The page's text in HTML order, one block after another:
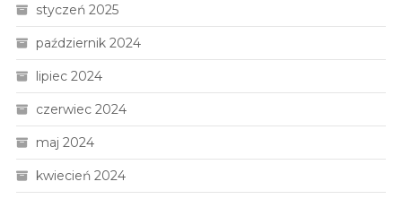
styczeń 2025
październik 2024
lipiec 2024
czerwiec 2024
maj 2024
kwiecień 2024